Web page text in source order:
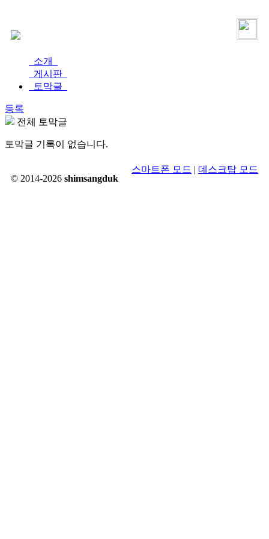
소개
게시판
토막글
등록
전체 토막글
토막글 기록이 없습니다.
© 2014-2026 shimsangduk
스마트폰 모드 | 데스크탑 모드